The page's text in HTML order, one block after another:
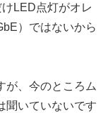
LED点灯がオレ
）ではないから
が、今のところム
聞いていないです